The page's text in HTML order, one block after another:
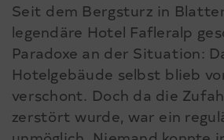
Seit dem Bergsturz in
legendäre Hotel Fafleralp
Paradoxe an der Situation:
Hotelgebäude selbst blieb
verschont. Doch da die
zerstört wurde, war ein